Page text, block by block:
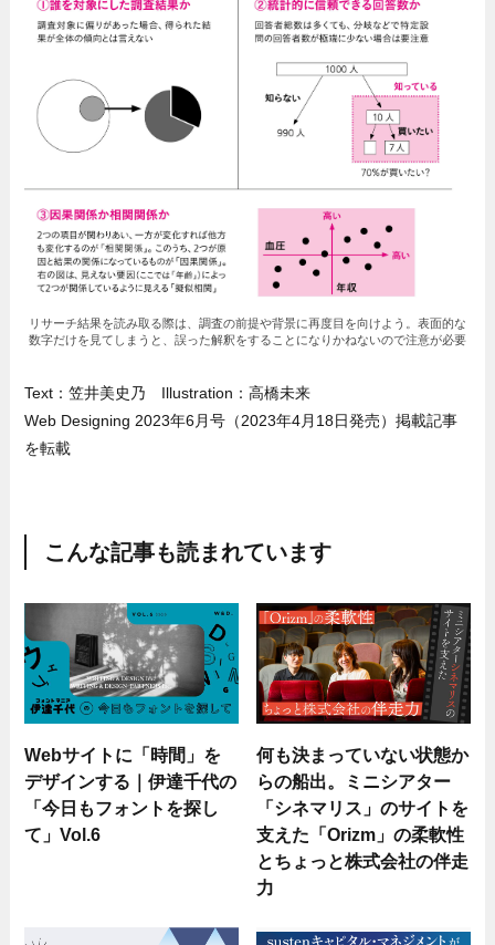
リサーチ結果を読み取る際は、調査の前提や背景に再度目を向けよう。表面的な
数字だけを見てしまうと、誤った解釈をすることになりかねないので注意が必要
Text：笠井美史乃 Illustration：高橋未来
Web Designing 2023年6月号（2023年4月18日発売）掲載記事
を転載
こんな記事も読まれています
Webサイトに「時間」を
デザインする｜伊達千代の
「今日もフォントを探し
て」Vol.6
何も決まっていない状態か
らの船出。ミニシアター
「シネマリス」のサイトを
支えた「Orizm」の柔軟性
とちょっと株式会社の伴走
力